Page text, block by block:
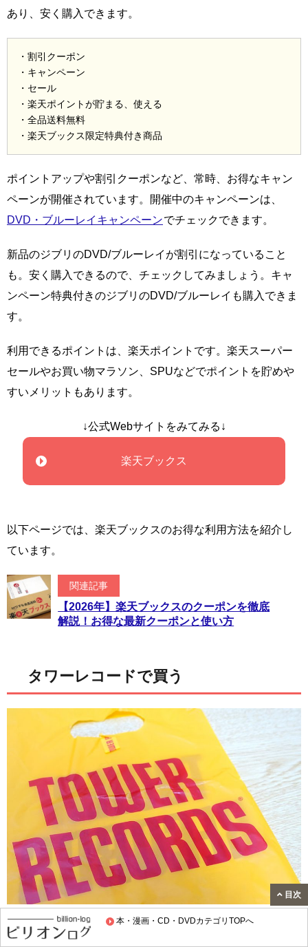
本・漫画・CD・DVDカテゴリTOPへ
あり、安く購入できます。
・割引クーポン
・キャンペーン
・セール
・楽天ポイントが貯まる、使える
・全品送料無料
・楽天ブックス限定特典付き商品
ポイントアップや割引クーポンなど、常時、お得なキャン
ペーンが開催されています。開催中のキャンペーンは、
DVD・ブルーレイキャンペーンでチェックできます。
新品のジブリのDVD/ブルーレイが割引になっていること
も。安く購入できるので、チェックしてみましょう。キャ
ンペーン特典付きのジブリのDVD/ブルーレイも購入できま
す。
利用できるポイントは、楽天ポイントです。楽天スーパー
セールやお買い物マラソン、SPUなどでポイントを貯めや
すいメリットもあります。
↓公式Webサイトをみてみる↓
楽天ブックス
以下ページでは、楽天ブックスのお得な利用方法を紹介し
ています。
関連記事
【2026年】楽天ブックスのクーポンを徹底
解説！お得な最新クーポンと使い方
タワーレコードで買う
タワーレコードは、ジブリのDVD/ブルーレイや音楽CDを
購入できる大型チェーン店です。公式通販「TOWER
目次